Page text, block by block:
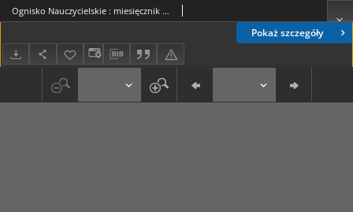
Pokaż szczegóły
Ognisko Nauczycielskie : miesięcznik poświęcony teorji i praktyce życia szkolnego, oświacie pozaszkolnej, zagadnieniom samokształcenia i regjonalizmu oraz sprawom organizacyjno-społecznym R. 2, 1930 Nr 7